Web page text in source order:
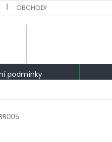
OBCHODNÍ PODMÍNKY
podmínky